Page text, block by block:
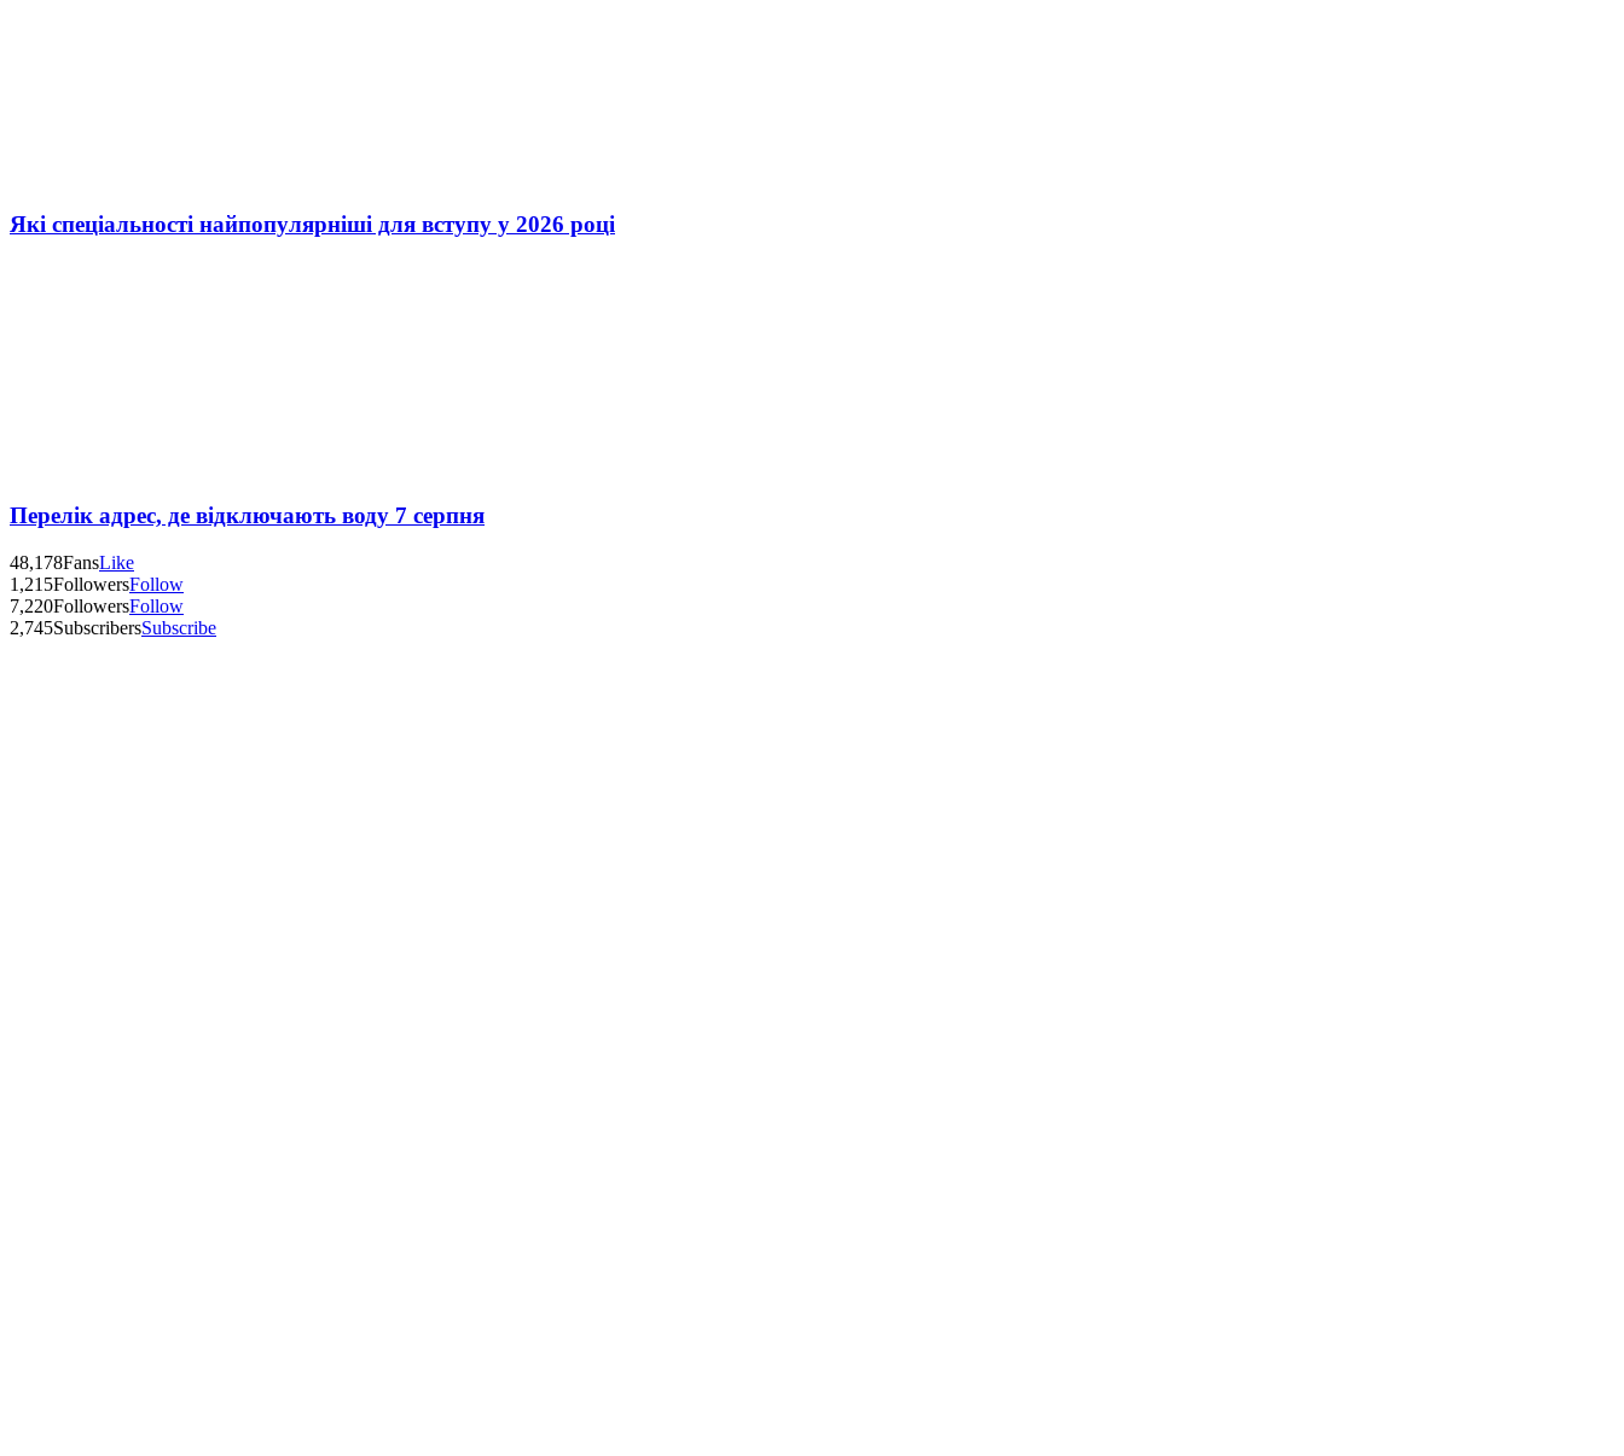
Які спеціальності найпопулярніші для вступу у 2026 році
Перелік адрес, де відключають воду 7 серпня
48,178FansLike
1,215FollowersFollow
7,220FollowersFollow
2,745SubscribersSubscribe